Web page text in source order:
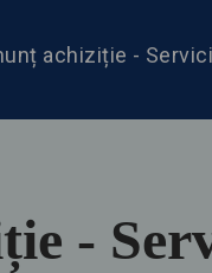
achiziție -
-